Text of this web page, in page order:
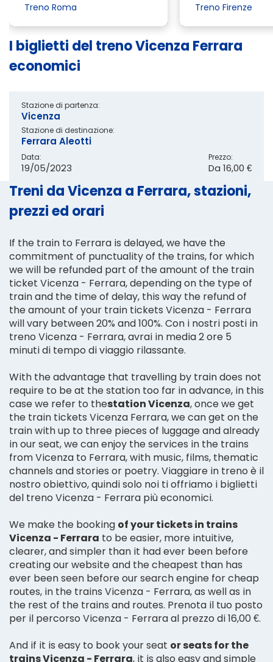
Treno Roma Treno Firenze
I biglietti del treno Vicenza Ferrara
economici
Stazione di partenza:
Vicenza
Stazione di destinazione:
Ferrara Aleotti
Data:
19/05/2023
Prezzo:
Da 16,00 €
Treni da Vicenza a Ferrara, stazioni,
prezzi ed orari
If the train to Ferrara is delayed, we have the
commitment of punctuality of the trains, for which
we will be refunded part of the amount of the train
ticket Vicenza - Ferrara, depending on the type of
train and the time of delay, this way the refund of
the amount of your train tickets Vicenza - Ferrara
will vary between 20% and 100%. Con i nostri posti in
treno Vicenza - Ferrara, avrai in media 2 ore 5
minuti di tempo di viaggio rilassante.
With the advantage that travelling by train does not
require to be at the station too far in advance, in this
case we refer to thestation Vicenza, once we get
the train tickets Vicenza Ferrara, we can get on the
train with up to three pieces of luggage and already
in our seat, we can enjoy the services in the trains
from Vicenza to Ferrara, with music, films, thematic
channels and stories or poetry. Viaggiare in treno è il
nostro obiettivo, quindi solo noi ti offriamo i biglietti
del treno Vicenza - Ferrara più economici.
We make the booking of your tickets in trains
Vicenza - Ferrara to be easier, more intuitive,
clearer, and simpler than it had ever been before
creating our website and the cheapest than has
ever been seen before our search engine for cheap
routes, in the trains Vicenza - Ferrara, as well as in
the rest of the trains and routes. Prenota il tuo posto
per il percorso Vicenza - Ferrara al prezzo di 16,00 €.
And if it is easy to book your seat or seats for the
trains Vicenza - Ferrara, it is also easy and simple